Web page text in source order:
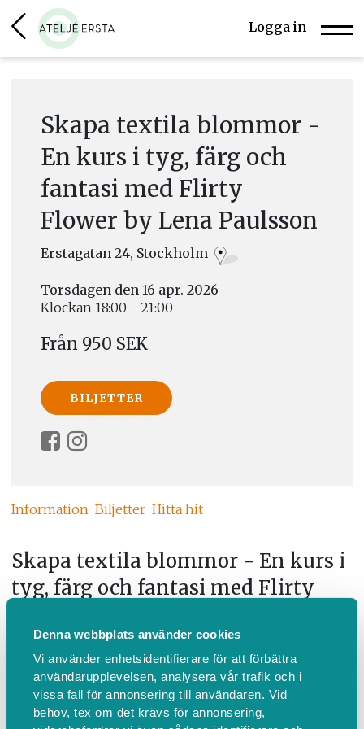
Denna webbplats använder cookies
Vi använder enhetsidentifierare för att förbättra
användarupplevelsen, analysera vår trafik och i
vissa fall för annonsering till användaren. Vid
behov, tex om det krävs för annonsering,
Logga in
Skapa textila blommor -
En kurs i tyg, färg och
fantasi med Flirty
Flower by Lena Paulsson
Erstagatan 24, Stockholm
Torsdagen den 16 apr. 2026
Klockan 18:00 - 21:00
Från 950 SEK
Information Biljetter Hitta hit
Skapa textila blommor - En kurs i
tyg, färg och fantasi med Flirty
Eller hur funkar du?
Välkommen till en kväll fylld av skaparlust, tyg och